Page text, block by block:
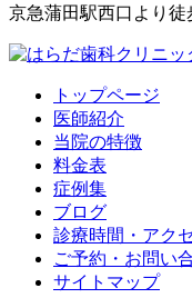
京急蒲田駅西口より徒
トップページ
医師紹介
当院の特徴
料金表
症例集
ブログ
診療時間・アク
ご予約・お問い
サイトマップ